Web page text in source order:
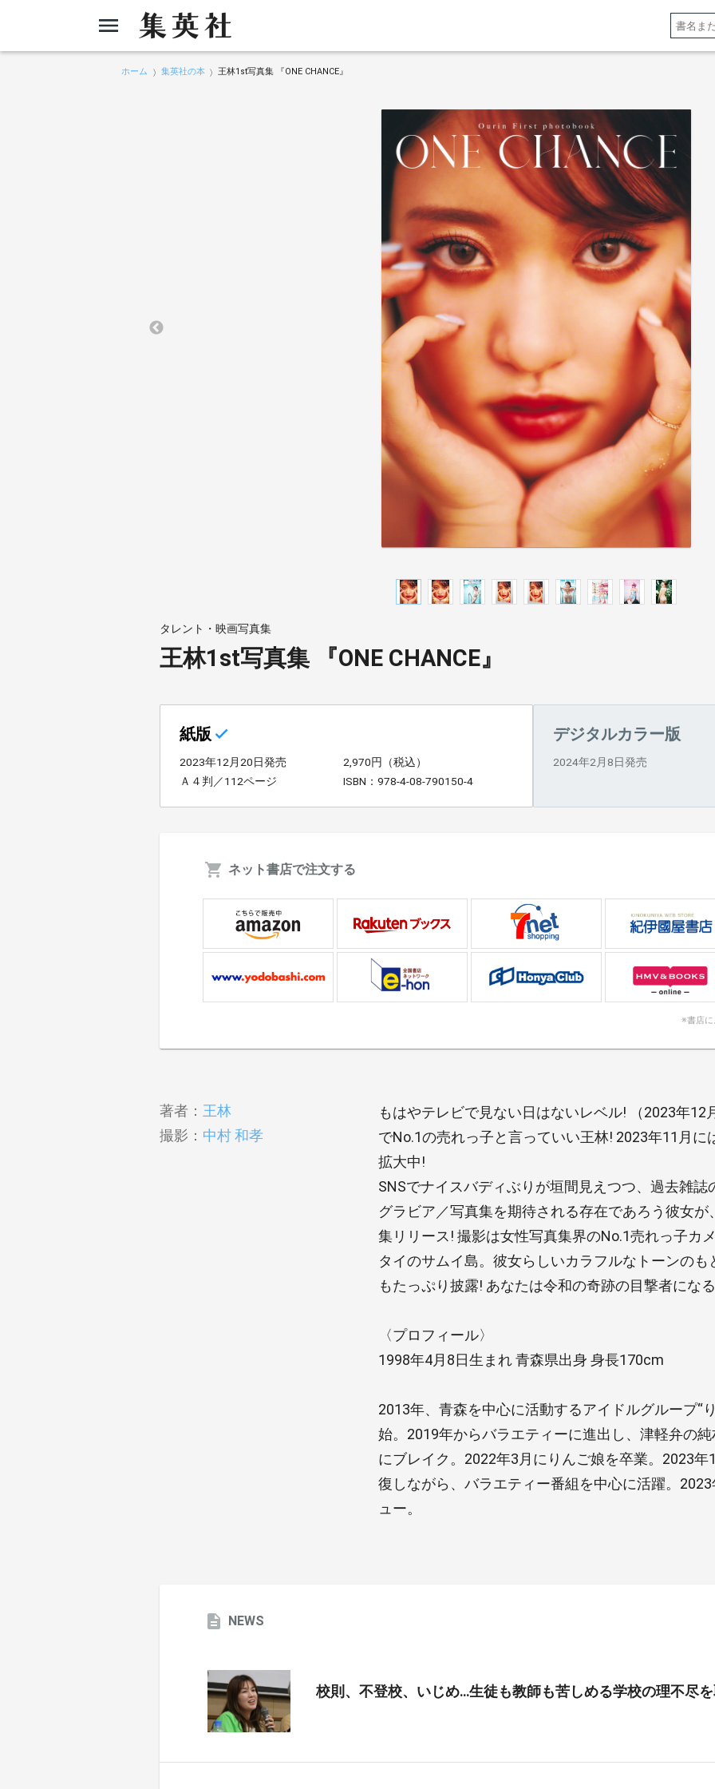
ホーム 集英社の本 王林1st写真集 『ONE CHANCE』
タレント・映画写真集
王林1st写真集 『ONE CHANCE』
紙版
2023年12月20日発売
2,970円（税込）
Ａ４判／112ページ
ISBN：978-4-08-790150-4
デジタルカラー版
2024年2月8日発売
ネット書店で注文する
※書店に
著者： 王林
撮影： 中村 和孝
もはやテレビで見ない日はないレベル! （2023年12
でNo.1の売れっ子と言っていい王林! 2023年11月に
拡大中!
SNSでナイスバディぶりが垣間見えつつ、過去雑
グラビア／写真集を期待される存在であろう彼女
集リリース! 撮影は女性写真集界のNo.1売れっ子カ
タイのサムイ島。彼女らしいカラフルなトーンの
もたっぷり披露! あなたは令和の奇跡の目撃者にな
〈プロフィール〉
1998年4月8日生まれ 青森県出身 身長170cm
2013年、青森を中心に活動するアイドルグループ“
始。2019年からバラエティーに進出し、津軽弁の
にブレイク。2022年3月にりんご娘を卒業。2023
復しながら、バラエティー番組を中心に活躍。
ュー。
NEWS
校則、不登校、いじめ…生徒も教師も苦しめる学校の理不尽